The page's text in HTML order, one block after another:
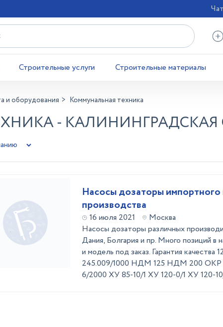
Чат
Строительные услуги Строительные материалы
и оборудования Коммунальная техника
- КАЛИНИНГРАДСКАЯ
Насосы дозаторы импортного
производства
16 июля 2021
Москва
Насосы дозаторы различных
Дания, Болгария и пр. Много позиций в
и модель под заказ. Гарантия
245.009/1000 НДМ 125 НДМ 200 ОКР
6/2000 ХУ 85-10/1 ХУ 120-0/1 ХУ 120-